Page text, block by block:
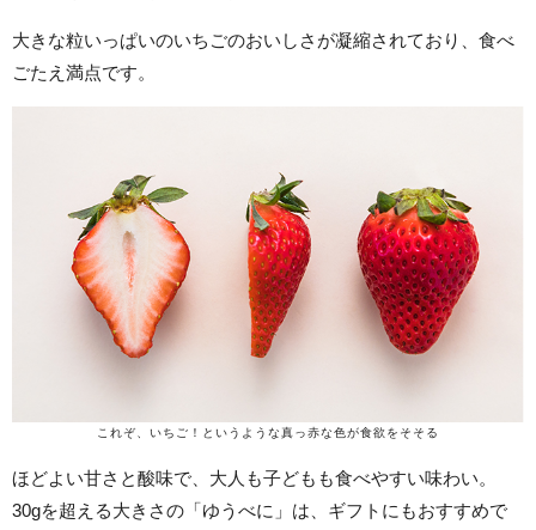
大きな粒いっぱいのいちごのおいしさが凝縮されており、食べ
ごたえ満点です。
これぞ、いちご！というような真っ赤な色が食欲をそそる
ほどよい甘さと酸味で、大人も子どもも食べやすい味わい。
30gを超える大きさの「ゆうべに」は、ギフトにもおすすめで